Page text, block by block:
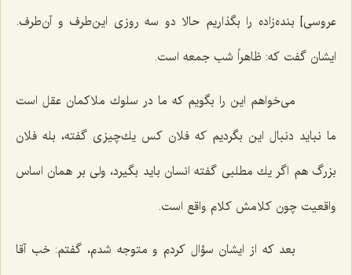
عروسی‌] بنده‌زاده را بگذاریم حالا دو سه روزی این‌طرف و آن‌طرف.
ایشان گفت كه: ظاهراً شب جمعه است.
می‌خواهم این را بگویم كه ما در سلوك ملاكمان عقل است
ما نباید دنبال این بگردیم كه فلان كس یك‌چیزی گفته، بله فلان
بزرگ هم اگر یك مطلبی گفته انسان باید بگیرد، ولی بر همان اساس
واقعیت چون كلامش كلام واقع است.
بعد كه از ایشان سؤال كردم و متوجه شدم، گفتم: خب آقا